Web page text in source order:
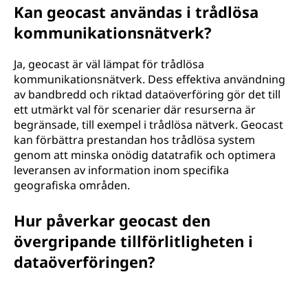
Kan geocast användas i trådlösa
kommunikationsnätverk?
Ja, geocast är väl lämpat för trådlösa
kommunikationsnätverk. Dess effektiva användning
av bandbredd och riktad dataöverföring gör det till
ett utmärkt val för scenarier där resurserna är
begränsade, till exempel i trådlösa nätverk. Geocast
kan förbättra prestandan hos trådlösa system
genom att minska onödig datatrafik och optimera
leveransen av information inom specifika
geografiska områden.
Hur påverkar geocast den
övergripande tillförlitligheten i
dataöverföringen?